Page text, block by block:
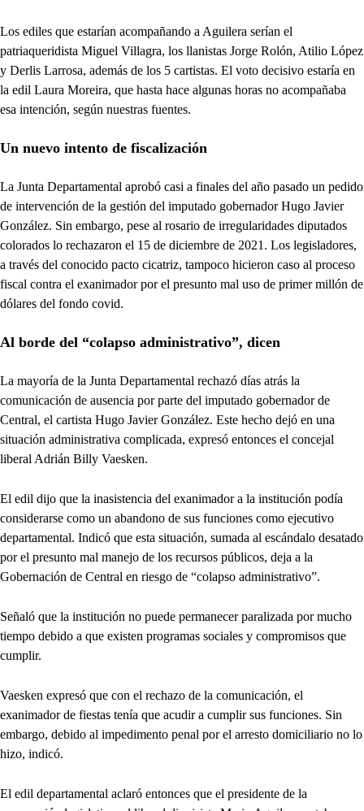
Los ediles que estarían acompañando a Aguilera serían el
patriaqueridista Miguel Villagra, los llanistas Jorge Rolón, Atilio López
y Derlis Larrosa, además de los 5 cartistas. El voto decisivo estaría en
la edil Laura Moreira, que hasta hace algunas horas no acompañaba
esa intención, según nuestras fuentes.
Un nuevo intento de fiscalización
La Junta Departamental aprobó casi a finales del año pasado un pedido
de intervención de la gestión del imputado gobernador Hugo Javier
González. Sin embargo, pese al rosario de irregularidades diputados
colorados lo rechazaron el 15 de diciembre de 2021. Los legisladores,
a través del conocido pacto cicatriz, tampoco hicieron caso al proceso
fiscal contra el exanimador por el presunto mal uso de primer millón de
dólares del fondo covid.
Al borde del “colapso administrativo”, dicen
La mayoría de la Junta Departamental rechazó días atrás la
comunicación de ausencia por parte del imputado gobernador de
Central, el cartista Hugo Javier González. Este hecho dejó en una
situación administrativa complicada, expresó entonces el concejal
liberal Adrián Billy Vaesken.
El edil dijo que la inasistencia del exanimador a la institución podía
considerarse como un abandono de sus funciones como ejecutivo
departamental. Indicó que esta situación, sumada al escándalo desatado
por el presunto mal manejo de los recursos públicos, deja a la
Gobernación de Central en riesgo de “colapso administrativo”.
Señaló que la institución no puede permanecer paralizada por mucho
tiempo debido a que existen programas sociales y compromisos que
cumplir.
Vaesken expresó que con el rechazo de la comunicación, el
exanimador de fiestas tenía que acudir a cumplir sus funciones. Sin
embargo, debido al impedimento penal por el arresto domiciliario no lo
hizo, indicó.
El edil departamental aclaró entonces que el presidente de la